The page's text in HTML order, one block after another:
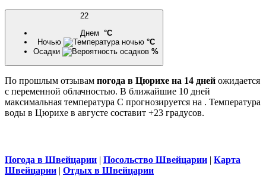
22
Днем °C
Ночью
°C
Осадки
%
По прошлым отзывам погода в Цюрихе на 14 дней ожидается
с переменной облачностью. В ближайшие 10 дней
максимальная температура С прогнозируется на . Температура
воды в Цюрихе в августе составит +23 градусов.
Погода в Швейцарии | Посольство Швейцарии | Карта
Швейцарии | Отдых в Швейцарии